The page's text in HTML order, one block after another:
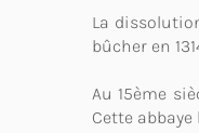
La
bûcher en
Au 15ème
Cette